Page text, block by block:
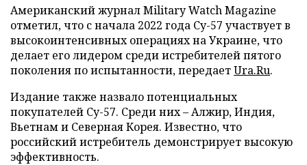
Американский журнал Military Watch Magazine
отметил, что с начала 2022 года Су-57 участвует в
высокоинтенсивных операциях на Украине, что
делает его лидером среди истребителей пятого
поколения по испытанности, передаетUra.Ru.
Издание также назвало потенциальных
покупателей Су-57. Среди них – Алжир, Индия,
Вьетнам и Северная Корея. Известно, что
российский истребитель демонстрирует высокую
эффективность.